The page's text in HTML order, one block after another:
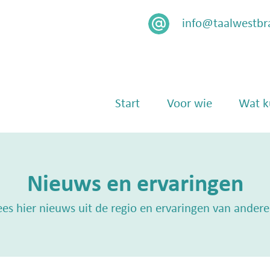
Skip naar content
Start Voor wie Wat
Nieuws en ervaringen
hier nieuws uit de regio en ervaringen van